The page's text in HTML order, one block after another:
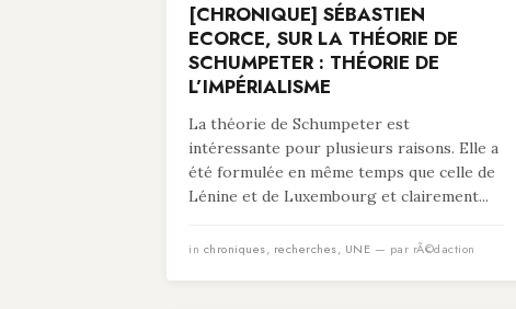
[CHRONIQUE] SÉBASTIEN
ECORCE, SUR LA THÉORIE DE
SCHUMPETER : THÉORIE DE
L’IMPÉRIALISME
La théorie de Schumpeter est
intéressante pour plusieurs raisons. Elle a
été formulée en même temps que celle de
Lénine et de Luxembourg et clairement...
in chroniques, recherches, UNE — par rÃ©daction